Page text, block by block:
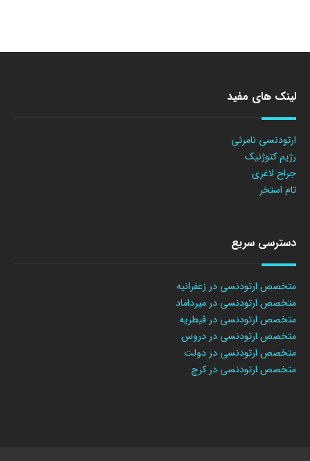
لینک های مفید
ارتودنسی نامرئی
رژیم کتوژنیک
جراح لاغری
تام استخر
دسترسی سریع
متخصص ارتودنسی در زعفرانیه
متخصص ارتودنسی در میرداماد
متخصص ارتودنسی در قیطریه
متخصص ارتودنسی در دروس
متخصص ارتودنسی در دولت
متخصص ارتودنسی در کرج